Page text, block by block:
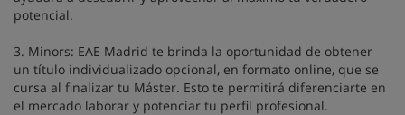
potencial.
3. Minors: EAE Madrid te brinda la oportunidad de obtener
un título individualizado opcional, en formato online, que se
cursa al finalizar tu Máster. Esto te permitirá diferenciarte en
el mercado laborar y potenciar tu perfil profesional.